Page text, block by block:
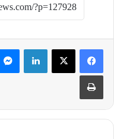
لينكدإن
طباعة